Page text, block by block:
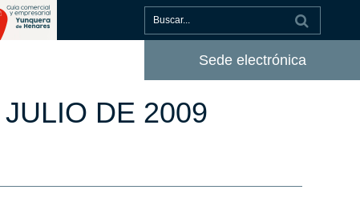
Sede electrónica
DE 2009